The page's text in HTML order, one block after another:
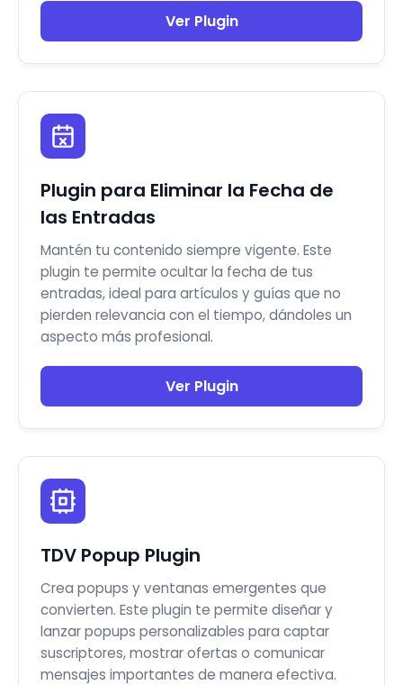
Ver Plugin
Plugin para Eliminar la Fecha de
las Entradas
Mantén tu contenido siempre vigente. Este
plugin te permite ocultar la fecha de tus
entradas, ideal para artículos y guías que no
pierden relevancia con el tiempo, dándoles un
aspecto más profesional.
Ver Plugin
TDV Popup Plugin
Crea popups y ventanas emergentes que
convierten. Este plugin te permite diseñar y
lanzar popups personalizables para captar
suscriptores, mostrar ofertas o comunicar
mensajes importantes de manera efectiva.